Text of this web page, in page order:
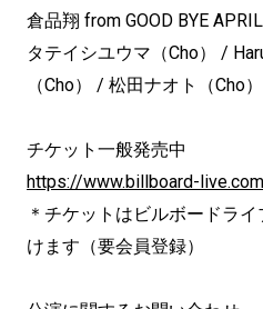
倉品翔 from GOOD BYE
タテイシユウマ（Cho） /
（Cho） / 松田ナオト（Cho）
チケット一般発売中
https://www.billboard-live.com
＊チケットはビルボードラ
けます（要会員登録）